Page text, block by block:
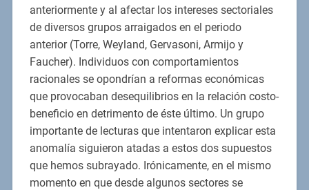
anteriormente y al afectar los intereses sectoriales
de diversos grupos arraigados en el periodo
anterior (Torre, Weyland, Gervasoni, Armijo y
Faucher). Individuos con comportamientos
racionales se opondrían a reformas económicas
que provocaban desequilibrios en la relación costo-
beneficio en detrimento de éste último. Un grupo
importante de lecturas que intentaron explicar esta
anomalía siguieron atadas a estos dos supuestos
que hemos subrayado. Irónicamente, en el mismo
momento en que desde algunos sectores se